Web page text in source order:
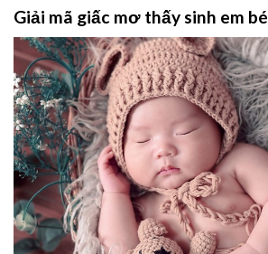
Giải mã giấc mơ thấy sinh em bé